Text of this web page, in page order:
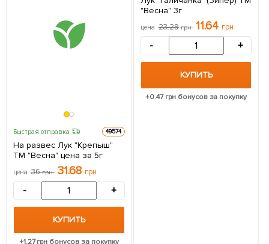
Быстрая отправка 49574
На развес Лук "Крепыш"
ТМ "Весна" цена за 5г
цена 36грн 31.68 грн
- +
КУПИТЬ
+1.27грн бонусов за покупку
"Весна" 3г
цена 23.29грн 11.64 грн
- +
КУПИТЬ
+0.47грн бонусов за покупку